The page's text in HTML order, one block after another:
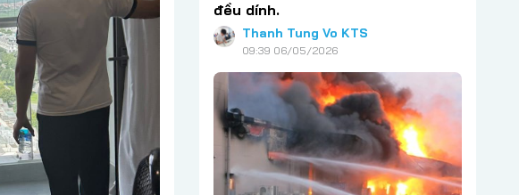
đều dính.
Thanh Tung Vo KTS
09:39 06/05/2026